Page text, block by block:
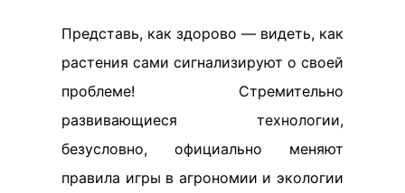
Представь, как здорово — видеть, как
растения сами сигнализируют о своей
проблеме! Стремительно
развивающиеся технологии,
безусловно, официально меняют
правила игры в агрономии и экологии